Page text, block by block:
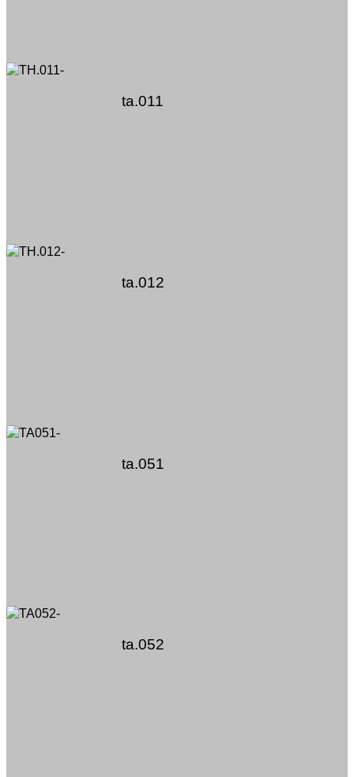
ta.011
ta.012
ta.051
ta.052